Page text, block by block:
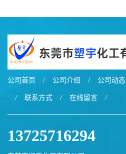
公司首页 / 公司介绍 / 公司动态
/ 联系方式 / 在线留言 /
13725716294